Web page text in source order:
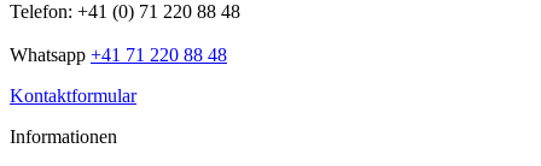
Telefon: +41 (0) 71 220 88 48
Whatsapp +41 71 220 88 48
Kontaktformular
Informationen